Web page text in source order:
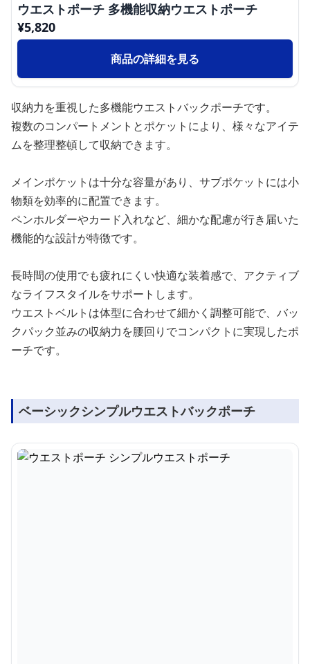
ウエストポーチ 多機能収納ウエストポーチ
¥5,820
商品の詳細を見る
収納力を重視した多機能ウエストバックポーチです。
複数のコンパートメントとポケットにより、様々なアイテ
ムを整理整頓して収納できます。
メインポケットは十分な容量があり、サブポケットには小
物類を効率的に配置できます。
ペンホルダーやカード入れなど、細かな配慮が行き届いた
機能的な設計が特徴です。
長時間の使用でも疲れにくい快適な装着感で、アクティブ
なライフスタイルをサポートします。
ウエストベルトは体型に合わせて細かく調整可能で、バッ
クパック並みの収納力を腰回りでコンパクトに実現したポ
ーチです。
ベーシックシンプルウエストバックポーチ